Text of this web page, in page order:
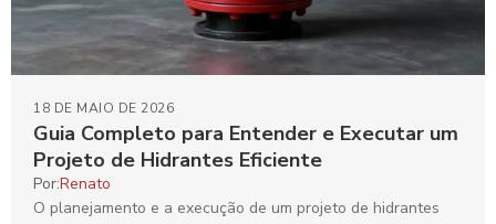
Guia Completo para Entender e Executar um
Projeto de Hidrantes Eficiente
18 DE MAIO DE 2026
Por:Renato
O planejamento e a execução de um projeto de hidrantes